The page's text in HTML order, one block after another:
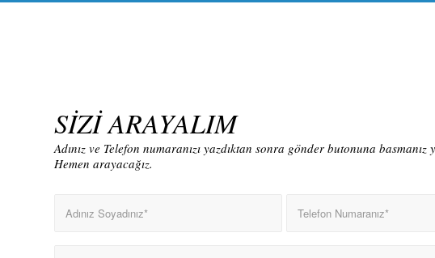
SİZİ ARAYALIM
Adınız ve Telefon numaranızı yazdıktan sonra gönder butonuna
Hemen arayacağız.